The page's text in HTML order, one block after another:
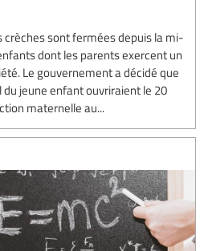
crèches sont fermées depuis la mi-
dont les parents exercent un
Le gouvernement a décidé que
du jeune enfant ouvriraient le 20
maternelle au...